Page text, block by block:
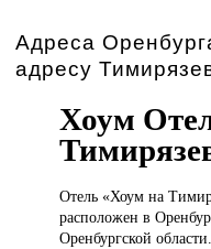
Адреса
адресу
Хоум
Отель «Хоумна
расположен в
Оренбургской